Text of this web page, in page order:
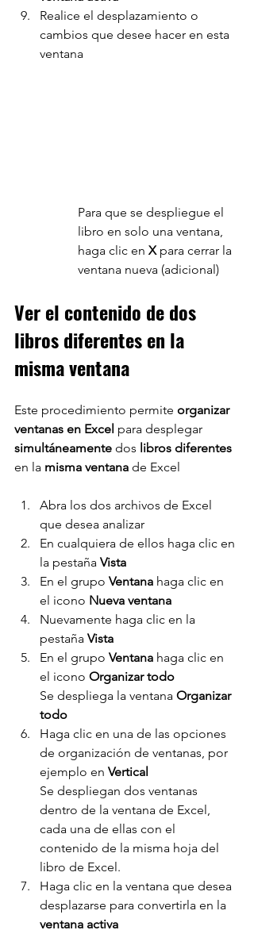
Realice el desplazamiento o
cambios que desee hacer en esta
ventana
Para que se despliegue el
libro en solo una ventana,
haga clic en X para cerrar la
ventana nueva (adicional)
Ver el contenido de dos
libros diferentes en la
misma ventana
Este procedimiento permite organizar
ventanas en Excel para desplegar
simultáneamente dos libros diferentes
en la misma ventana de Excel
Abra los dos archivos de Excel
que desea analizar
En cualquiera de ellos haga clic en
la pestaña Vista
En el grupo Ventana haga clic en
el icono Nueva ventana
Nuevamente haga clic en la
pestaña Vista
En el grupo Ventana haga clic en
el icono Organizar todo
Se despliega la ventana Organizar
todo
Haga clic en una de las opciones
de organización de ventanas, por
ejemplo en Vertical
Se despliegan dos ventanas
dentro de la ventana de Excel,
cada una de ellas con el
contenido de la misma hoja del
libro de Excel.
Haga clic en la ventana que desea
desplazarse para convertirla en la
ventana activa